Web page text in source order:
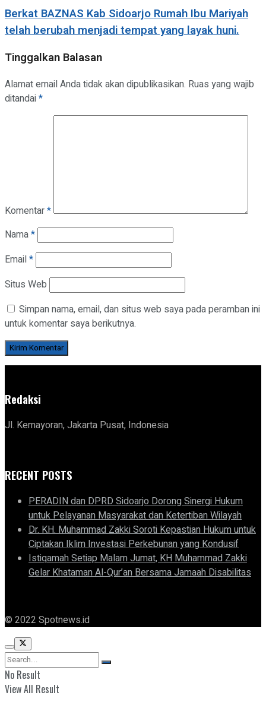
Berkat BAZNAS Kab Sidoarjo Rumah Ibu Mariyah
telah berubah menjadi tempat yang layak huni.
Tinggalkan Balasan
Alamat email Anda tidak akan dipublikasikan. Ruas yang wajib
ditandai*
Komentar*
Nama*
Email*
Situs Web
Simpan nama, email, dan situs web saya pada peramban ini
untuk komentar saya berikutnya.
Redaksi
Jl. Kemayoran, Jakarta Pusat, Indonesia
RECENT POSTS
PERADIN dan DPRD Sidoarjo Dorong Sinergi Hukum
untuk Pelayanan Masyarakat dan Ketertiban Wilayah
Dr. KH. Muhammad Zakki Soroti Kepastian Hukum untuk
Ciptakan Iklim Investasi Perkebunan yang Kondusif
Istiqamah Setiap Malam Jumat, KH Muhammad Zakki
Gelar Khataman Al-Qur’an Bersama Jamaah Disabilitas
© 2022 Spotnews.id
No Result
View All Result